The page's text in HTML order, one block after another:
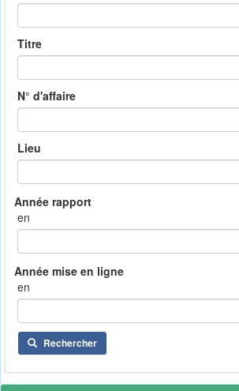
Titre
N° d'affaire
Lieu
en
en
Rechercher